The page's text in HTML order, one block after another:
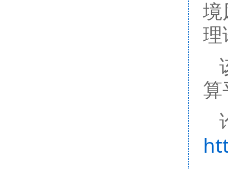
境
理
算